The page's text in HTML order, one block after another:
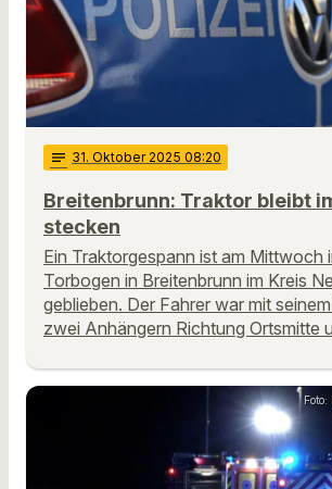
notes 31. Oktober 2025 08:20
Breitenbrunn: Traktor bleibt
stecken
Ein Traktorgespann ist am Mittwoch
Torbogen in Breitenbrunn im Kreis
geblieben. Der Fahrer war mit
zwei Anhängern Richtung Ortsmitte